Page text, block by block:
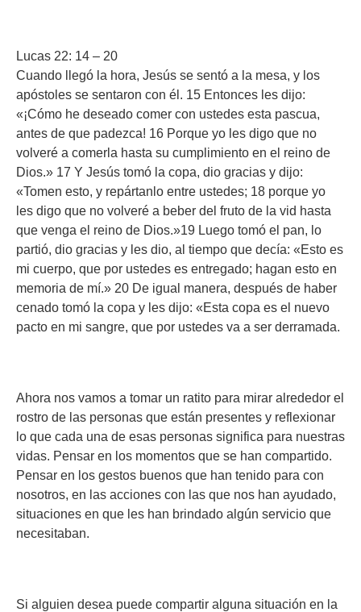
Lucas 22: 14 – 20
Cuando llegó la hora, Jesús se sentó a la mesa, y los
apóstoles se sentaron con él. 15 Entonces les dijo:
«¡Cómo he deseado comer con ustedes esta pascua,
antes de que padezca! 16 Porque yo les digo que no
volveré a comerla hasta su cumplimiento en el reino de
Dios.» 17 Y Jesús tomó la copa, dio gracias y dijo:
«Tomen esto, y repártanlo entre ustedes; 18 porque yo
les digo que no volveré a beber del fruto de la vid hasta
que venga el reino de Dios.»19 Luego tomó el pan, lo
partió, dio gracias y les dio, al tiempo que decía: «Esto es
mi cuerpo, que por ustedes es entregado; hagan esto en
memoria de mí.» 20 De igual manera, después de haber
cenado tomó la copa y les dijo: «Esta copa es el nuevo
pacto en mi sangre, que por ustedes va a ser derramada.
Ahora nos vamos a tomar un ratito para mirar alrededor el
rostro de las personas que están presentes y reflexionar
lo que cada una de esas personas significa para nuestras
vidas. Pensar en los momentos que se han compartido.
Pensar en los gestos buenos que han tenido para con
nosotros, en las acciones con las que nos han ayudado,
situaciones en que les han brindado algún servicio que
necesitaban.
Si alguien desea puede compartir alguna situación en la